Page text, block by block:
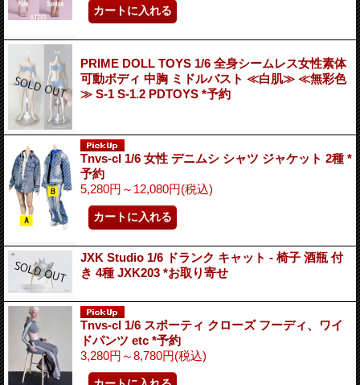
PRIME DOLL TOYS 1/6 全身シームレス女性素体
可動ボディ 中胸 ミドルバスト ≪白肌≫ ≪無彩色
≫ S-1 S-1.2 PDTOYS *予約
Tnvs-cl 1/6 女性 デニムシ シャツ ジャケット 2種 *
予約
5,280円～12,080円(税込)
JXK Studio 1/6 ドランク キャット - 椅子 酒瓶 付
き 4種 JXK203 *お取り寄せ
Tnvs-cl 1/6 スポーティ クローズ フーディ、ワイ
ドパンツ etc *予約
3,280円～8,780円(税込)